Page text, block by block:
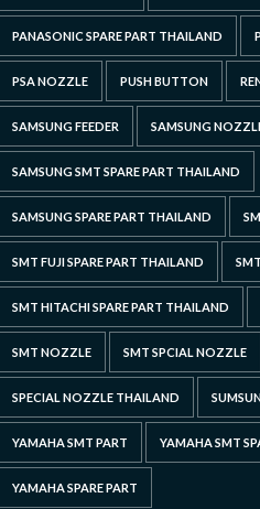
PANASONIC SPARE PART THAILAND
PSA NOZZLE PUSH BUTTON
SAMSUNG FEEDER SAMSUNG
SAMSUNG SMT SPARE PART THAILAND
SAMSUNG SPARE PART THAILAND
SMT FUJI SPARE PART THAILAND
SMT HITACHI SPARE PART THAILAND
SMT NOZZLE SMT SPCIAL NOZZLE
SPECIAL NOZZLE THAILAND
YAMAHA SMT PART YAMAHA SMT
YAMAHA SPARE PART